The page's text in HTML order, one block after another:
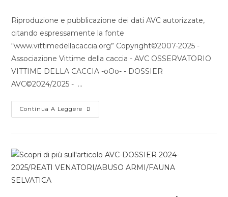
Riproduzione e pubblicazione dei dati AVC autorizzate,
citando espressamente la fonte
“www.vittimedellacaccia.org” Copyright©2007-2025 -
Associazione Vittime della caccia - AVC OSSERVATORIO
VITTIME DELLA CACCIA -oOo- - DOSSIER
AVC©2024/2025 - …
Continua A Leggere